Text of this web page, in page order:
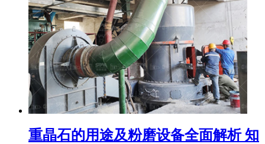
重晶石的用途及粉磨设备全面解析 知